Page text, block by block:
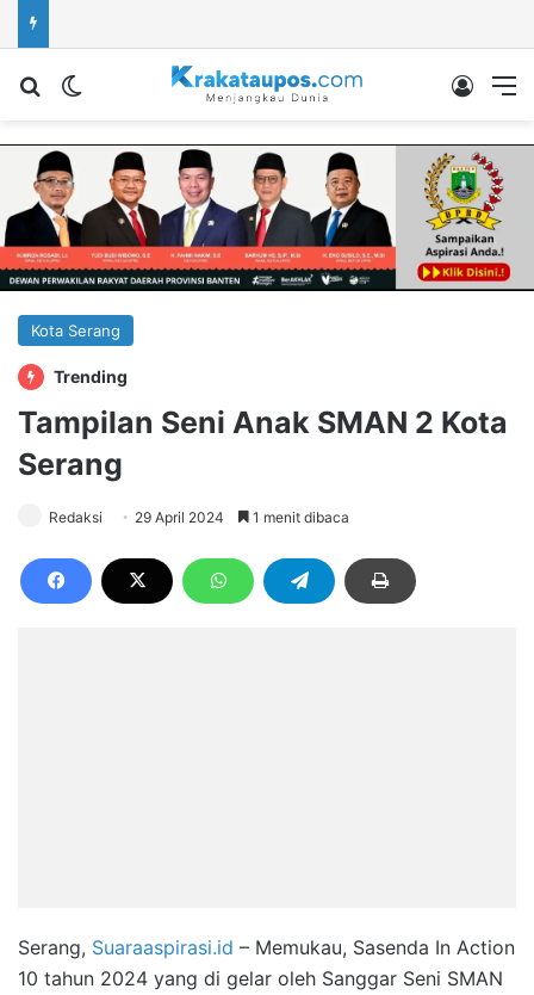
Cari berita...Switch skin Log In
Kota Serang
Trending
Tampilan Seni Anak SMAN 2 Kota
Serang
Redaksi 29 April 2024 1 menit dibaca
Serang, Suaraaspirasi.id – Memukau, Sasenda In Action
10 tahun 2024 yang di gelar oleh Sanggar Seni SMAN